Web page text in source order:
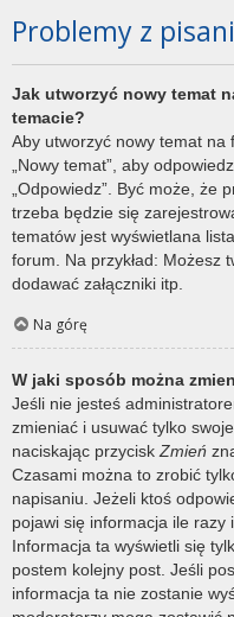
Problemy z
Jak utworzyć nowy temat
temacie?
Aby utworzyć nowy temat na
„Nowy temat”, aby
„Odpowiedz”. Być może, że
trzeba będzie się
tematów jest wyświetlana
forum. Na przykład: Możesz
dodawać załączniki itp.
Na górę
W jaki sposób można
Jeśli nie jesteś
zmieniać i usuwać tylko
naciskając przycisk Zmień
Czasami można to zrobić
napisaniu. Jeżeli ktoś
pojawi się informacja ile razy
Informacja ta wyświetli się
postem kolejny post. Jeśli
informacja ta nie zostanie